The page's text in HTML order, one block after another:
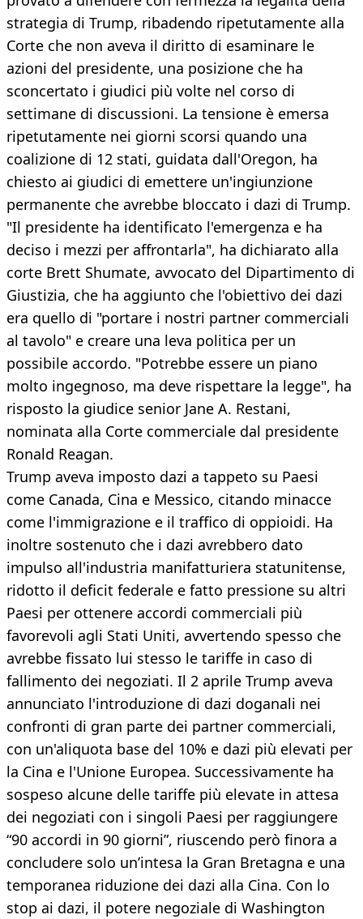
strategia di Trump, ribadendo ripetutamente alla
Corte che non aveva il diritto di esaminare le
azioni del presidente, una posizione che ha
sconcertato i giudici più volte nel corso di
settimane di discussioni. La tensione è emersa
ripetutamente nei giorni scorsi quando una
coalizione di 12 stati, guidata dall'Oregon, ha
chiesto ai giudici di emettere un'ingiunzione
permanente che avrebbe bloccato i dazi di Trump.
"Il presidente ha identificato l'emergenza e ha
deciso i mezzi per affrontarla", ha dichiarato alla
corte Brett Shumate, avvocato del Dipartimento di
Giustizia, che ha aggiunto che l'obiettivo dei dazi
era quello di "portare i nostri partner commerciali
al tavolo" e creare una leva politica per un
possibile accordo. "Potrebbe essere un piano
molto ingegnoso, ma deve rispettare la legge", ha
risposto la giudice senior Jane A. Restani,
nominata alla Corte commerciale dal presidente
Ronald Reagan.
Trump aveva imposto dazi a tappeto su Paesi
come Canada, Cina e Messico, citando minacce
come l'immigrazione e il traffico di oppioidi. Ha
inoltre sostenuto che i dazi avrebbero dato
impulso all'industria manifatturiera statunitense,
ridotto il deficit federale e fatto pressione su altri
Paesi per ottenere accordi commerciali più
favorevoli agli Stati Uniti, avvertendo spesso che
avrebbe fissato lui stesso le tariffe in caso di
fallimento dei negoziati. Il 2 aprile Trump aveva
annunciato l'introduzione di dazi doganali nei
confronti di gran parte dei partner commerciali,
con un'aliquota base del 10% e dazi più elevati per
la Cina e l'Unione Europea. Successivamente ha
sospeso alcune delle tariffe più elevate in attesa
dei negoziati con i singoli Paesi per raggiungere
“90 accordi in 90 giorni”, riuscendo però finora a
concludere solo un’intesa la Gran Bretagna e una
temporanea riduzione dei dazi alla Cina. Con lo
stop ai dazi, il potere negoziale di Washington